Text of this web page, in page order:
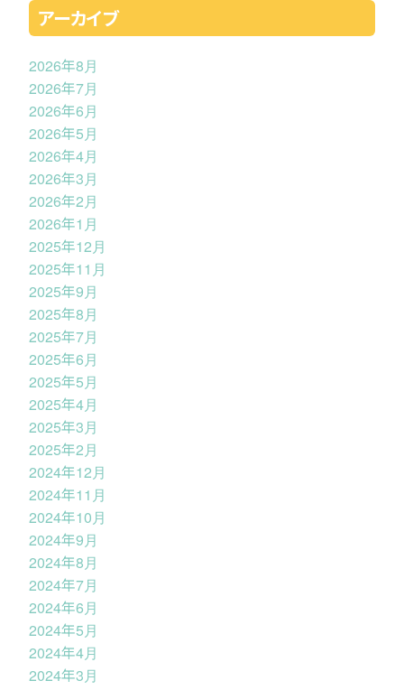
アーカイブ
2026年8月
2026年7月
2026年6月
2026年5月
2026年4月
2026年3月
2026年2月
2026年1月
2025年12月
2025年11月
2025年9月
2025年8月
2025年7月
2025年6月
2025年5月
2025年4月
2025年3月
2025年2月
2024年12月
2024年11月
2024年10月
2024年9月
2024年8月
2024年7月
2024年6月
2024年5月
2024年4月
2024年3月